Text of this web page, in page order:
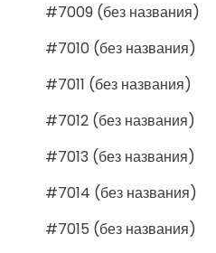
#7009 (без названия)
#7010 (без названия)
#7011 (без названия)
#7012 (без названия)
#7013 (без названия)
#7014 (без названия)
#7015 (без названия)